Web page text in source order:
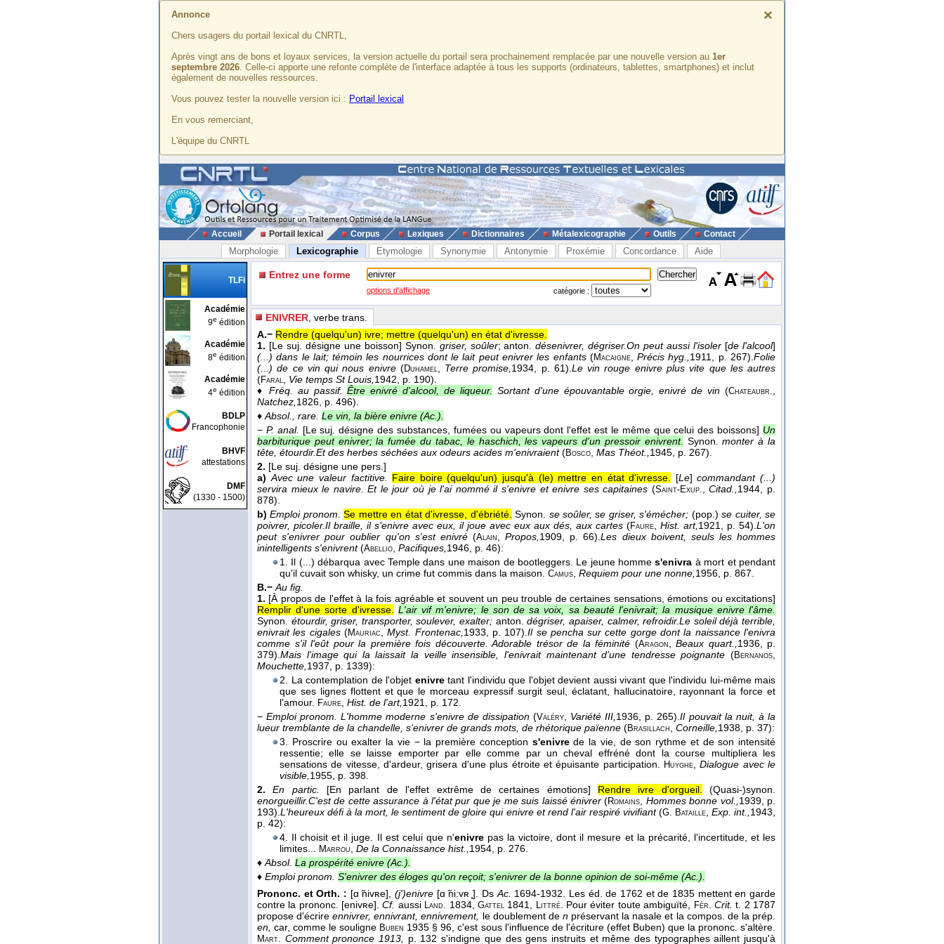
×
Annonce
Chers usagers du portail lexical du CNRTL,
Après vingt ans de bons et loyaux services, la version actuelle du portail sera prochainement remplacée par une nouvelle version au 1er
septembre 2026. Celle-ci apporte une refonte complète de l'interface adaptée à tous les supports (ordinateurs, tablettes, smartphones) et inclut
également de nouvelles ressources.
Vous pouvez tester la nouvelle version ici : Portail lexical
En vous remerciant,
L'équipe du CNRTL
Accueil Portail lexical Corpus Lexiques Dictionnaires Métalexicographie Outils Contact
Morphologie Lexicographie Etymologie Synonymie Antonymie Proxémie Concordance Aide
TLFi
Académie
9e édition
Académie
8e édition
Académie
4e édition
BDLP
Francophonie
BHVF
attestations
DMF
(1330 - 1500)
Entrez une forme
options d'affichage catégorie :
ENIVRER , verbe trans.
A.− Rendre (quelqu'un) ivre; mettre (quelqu'un) en état d'ivresse.
1. [Le suj. désigne une boisson] Synon. griser, soûler; anton.désenivrer, dégriser.On peut aussi l'isoler [de l'alcool]
(...) dans le lait; témoin les nourrices dont le lait peut enivrer les enfants(Macaigne,Précis hyg.,1911, p. 267).Folie
(...) de ce vin qui nous enivre(Duhamel, Terre promise,1934, p. 61).Le vin rouge enivre plus vite que les autres
(Faral, Vie temps St Louis,1942, p. 190).
♦ Fréq. au passif. Être enivré d'alcool, de liqueur. Sortant d'une épouvantable orgie, enivré de vin (Chateaubr.,
Natchez,1826, p. 496).
♦Absol., rare. Le vin, la bière enivre (Ac.).
− P. anal. [Le suj. désigne des substances, fumées ou vapeurs dont l'effet est le même que celui des boissons] Un
barbiturique peut enivrer; la fumée du tabac, le haschich, les vapeurs d'un pressoir enivrent. Synon.monter à la
tête, étourdir.Et des herbes séchées aux odeurs acides m'enivraient(Bosco, Mas Théot.,1945, p. 267).
2. [Le suj. désigne une pers.]
a) Avec une valeur factitive. Faire boire (quelqu'un) jusqu'à (le) mettre en état d'ivresse. [Le]commandant (...)
servira mieux le navire. Et le jour où je l'ai nommé il s'enivre et enivre ses capitaines (Saint-Exup.,Citad.,1944, p.
878).
b) Emploi pronom. Se mettre en état d'ivresse, d'ébriété. Synon. se soûler, se griser, s'émécher; (pop.)se cuiter, se
poivrer, picoler.Il braille, il s'enivre avec eux, il joue avec eux aux dés, aux cartes (Faure, Hist. art,1921, p. 54).L'on
peut s'enivrer pour oublier qu'on s'est enivré(Alain,Propos,1909, p. 66).Les dieux boivent, seuls les hommes
inintelligents s'enivrent(Abellio, Pacifiques,1946, p. 46):
1. Il (...) débarqua avec Temple dans une maison de bootleggers. Le jeune hommes'enivra à mort et pendant
qu'il cuvait son whisky, un crime fut commis dans la maison. Camus, Requiem pour une nonne,1956, p. 867.
B.− Au fig.
1. [À propos de l'effet à la fois agréable et souvent un peu trouble de certaines sensations, émotions ou excitations]
Remplir d'une sorte d'ivresse. L'air vif m'enivre; le son de sa voix, sa beauté l'enivrait; la musique enivre l'âme.
Synon. étourdir, griser, transporter, soulever, exalter; anton.dégriser, apaiser, calmer, refroidir.Le soleil déjà terrible,
enivrait les cigales(Mauriac,Myst. Frontenac,1933, p. 107).Il se pencha sur cette gorge dont la naissance l'enivra
comme s'il l'eût pour la première fois découverte. Adorable trésor de la féminité (Aragon, Beaux quart.,1936, p.
379).Mais l'image qui la laissait la veille insensible, l'enivrait maintenant d'une tendresse poignante (Bernanos,
Mouchette,1937, p. 1339):
2. La contemplation de l'objet enivretant l'individu que l'objet devient aussi vivant que l'individu lui-même mais
que ses lignes flottent et que le morceau expressif surgit seul, éclatant, hallucinatoire, rayonnant la force et
l'amour. Faure, Hist. de l'art,1921, p. 172.
−Emploi pronom. L'homme moderne s'enivre de dissipation(Valéry, Variété III,1936, p. 265).Il pouvait la nuit, à la
lueur tremblante de la chandelle, s'enivrer de grands mots, de rhétorique païenne (Brasillach, Corneille,1938, p. 37):
3. Proscrire ou exalter la vie − la première conception s'enivrede la vie, de son rythme et de son intensité
ressentie; elle se laisse emporter par elle comme par un cheval effréné dont la course multipliera les
sensations de vitesse, d'ardeur, grisera d'une plus étroite et épuisante participation. Huyghe,Dialogue avec le
visible,1955, p. 398.
2.
En partic. [En parlant de l'effet extrême de certaines émotions] Rendre ivre d'orgueil.
(Quasi-)synon.
enorgueillir.C'est de cette assurance à l'état pur que je me suis laissé énivrer(Romains, Hommes bonne vol.,1939, p.
193).L'heureux défi à la mort, le sentiment de gloire qui enivre et rend l'air respiré vivifiant(G. Bataille, Exp. int.,1943,
p. 42):
4. Il choisit et il juge. Il est celui que n'enivrepas la victoire, dont il mesure et la précarité, l'incertitude, et les
limites... Marrou, De la Connaissance hist.,1954, p. 276.
♦Absol. La prospérité enivre (Ac.).
♦ Emploi pronom. S'enivrer des éloges qu'on reçoit; s'enivrer de la bonne opinion de soi-même (Ac.).
Prononc. et Orth. : [ɑ ̃nivʀe],(j')enivre [ɑ ̃ni:vʀ ̥]. DsAc. 1694-1932. Les éd. de 1762 et de 1835 mettent en garde
contre la prononc. [enivʀe].Cf. aussi Land. 1834, Gattel1841, Littré. Pour éviter toute ambiguïté, Fér. Crit. t. 2 1787
propose d'écrireennivrer, ennivrant, ennivrement, le doublement de npréservant la nasale et la compos. de la prép.
en, car, comme le souligne Buben 1935 § 96, c'est sous l'influence de l'écriture (effet Buben) que la prononc. s'altère.
Mart. Comment prononce 1913, p. 132 s'indigne que des gens instruits et même des typographes aillent jusqu'à